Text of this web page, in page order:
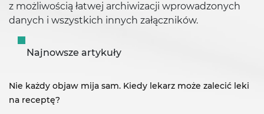
z możliwością łatwej archiwizacji wprowadzonych
danych i wszystkich innych załączników.
Najnowsze artykuły
Nie każdy objaw mija sam. Kiedy lekarz może zalecić leki
na receptę?